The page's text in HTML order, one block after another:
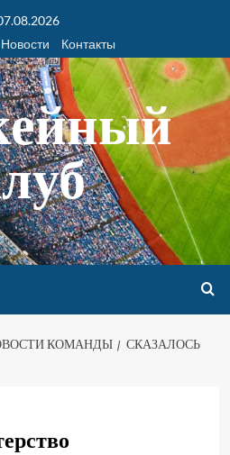
Новости Контакты
КОМАНДЫ
СКАЗАЛОСЬ